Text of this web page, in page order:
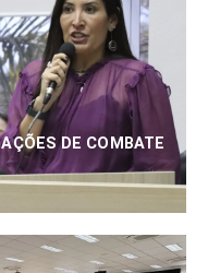
DE COMBATE